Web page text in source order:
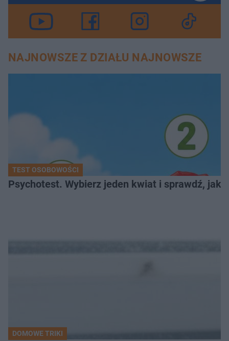
NAJNOWSZE Z DZIAŁU NAJNOWSZE
TEST OSOBOWOŚCI
Psychotest. Wybierz jeden kwiat i sprawdź, jaki
DOMOWE TRIKI